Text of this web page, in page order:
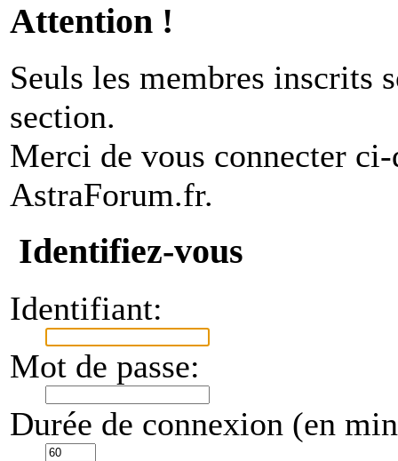
Attention !
Seuls les membres inscrits
section.
Merci de vous connecter
AstraForum.fr.
Identifiez-vous
Identifiant:
Mot de passe:
Durée de connexion (en